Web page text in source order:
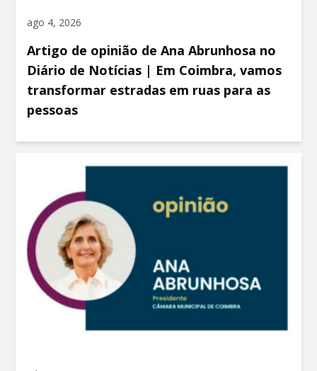
ago 4, 2026
Artigo de opinião de Ana Abrunhosa no
Diário de Notícias | Em Coimbra, vamos
transformar estradas em ruas para as
pessoas